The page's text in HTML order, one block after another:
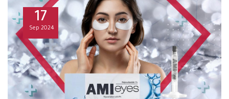
17
Sep 2024